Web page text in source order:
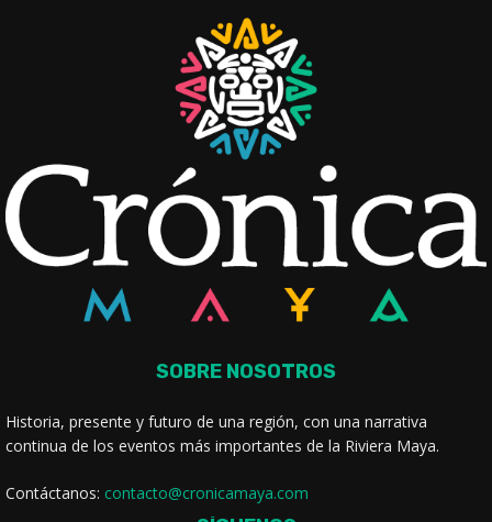
SOBRE NOSOTROS
Historia, presente y futuro de una región, con una narrativa
continua de los eventos más importantes de la Riviera Maya.
Contáctanos: contacto@cronicamaya.com